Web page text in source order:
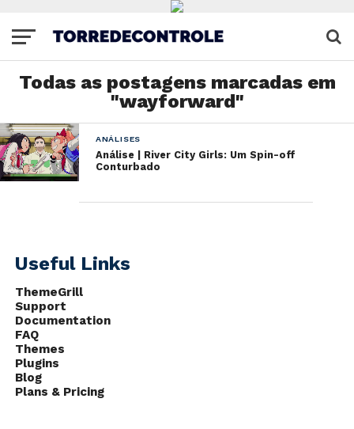
Todas as postagens marcadas em
"wayforward"
ANÁLISES
Análise | River City Girls: Um Spin-off
Conturbado
Useful Links
ThemeGrill
Support
Documentation
FAQ
Themes
Plugins
Blog
Plans & Pricing